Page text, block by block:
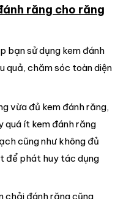
răng cho răng
bạn sử dụng kem đánh
quả, chăm sóc toàn diện
vừa đủ kem đánh răng,
quá ít kem đánh răng
cũng như không đủ
để phát huy tác dụng
chải đánh răng cũng